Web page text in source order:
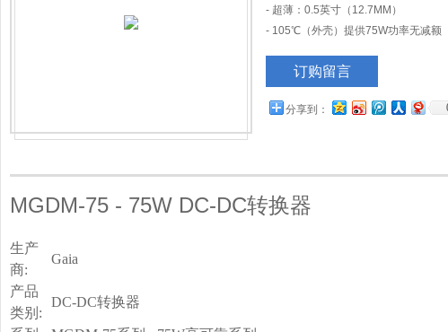
- 超薄：0.5英寸（12.7MM）
- 105℃（外壳）提供75W功率无减额
- 额定功率达75W
- 隔离电压1500Vdc
- 可外置同步功能
- 欠压/过压/过流保护
- 无光电耦合器，高可靠性
订购留言
分享到：
MGDM-75 - 75W DC-DC转换器
生产
商:
Gaia
产品
类别:
DC-DC转换器